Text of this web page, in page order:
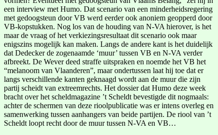
een interview met Humo. Dat scenario van een minderheidsregering
met gedoogsteun door VB werd eerder ook anoniem geopperd door
VB-kopstukken. Nog los van de houding van N-VA hierover, is het
maar de vraag of het verkiezingsresultaat dit scenario ook maar
enigszins mogelijk kan maken. Langs de andere kant is het duidelijk
dat Dedecker de zogenaamde ‘muur’ tussen VB en N-VA verder
afbreekt. De Wever deed straffe uitspraken en noemde het VB het
“melanoom van Vlaanderen”, maar ondertussen laat hij toe dat er
langs verschillende kanten geknaagd wordt aan de muur die zijn
partij scheidt van extreemrechts. Het dossier dat Humo deze week
bracht over het scheldmagazine ’t Scheldt bevestigde dit nogmaals:
achter de schermen van deze rioolpublicatie was er intens overleg en
samenwerking tussen aanhangers van beide partijen. De riool van ’t
Scheldt loopt recht door de muur tussen N-VA en VB…